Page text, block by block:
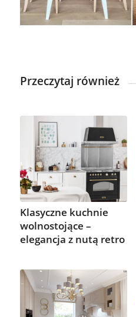
Przeczytaj również
Klasyczne kuchnie
wolnostojące –
elegancja z nutą retro